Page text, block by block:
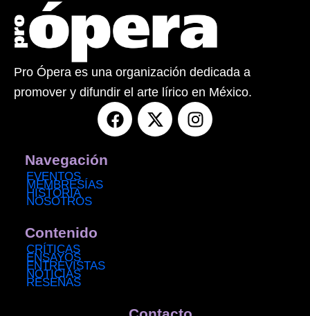
Pro Ópera es una organización dedicada a
promover y difundir el arte lírico en México.
F
a
X
-
I
n
Navegación
EVENTOS
MEMBRESÍAS
HISTORIA
NOSOTROS
Contenido
CRÍTICAS
ENSAYOS
ENTREVISTAS
NOTICIAS
RESEÑAS